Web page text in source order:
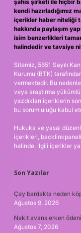
şahıs şirketi ile hiçbir
kendi hazırladığımız
içerikler haber niteliği
hakkında paylaşım
isim benzerlikleri
halindedir ve tavsiye
Sitemiz, 5651 Sayılı
Kurumu (BTK)
vermektedir. Bu
veya araştırma
yazdıkları içeriklerin
bu sorumluluğu kabul
Hukuka ve yasal
içerikleri,
halinde, ilgili içerikler
Son Yazılar
Çay bardakta neden
Ağustos 9, 2026
Nakit avans erken
Ağustos 7, 2026